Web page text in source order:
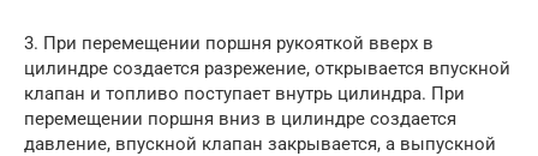
3. При перемещении поршня рукояткой вверх в
цилиндре создается разрежение, открывается впускной
клапан и топливо поступает внутрь цилиндра. При
перемещении поршня вниз в цилиндре создается
давление, впускной клапан закрывается, а выпускной